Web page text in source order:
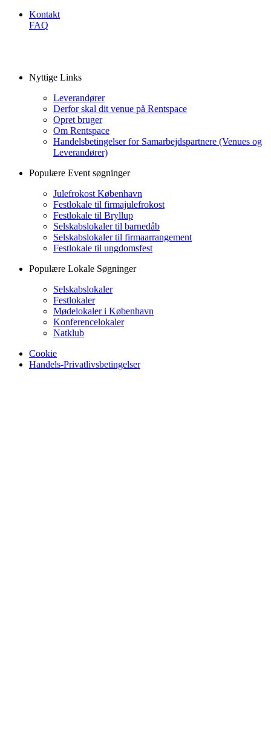
Kontakt
FAQ
Nyttige Links
Leverandører
Derfor skal dit venue på Rentspace
Opret bruger
Om Rentspace
Handelsbetingelser for Samarbejdspartnere (Venues og
Leverandører)
Populære Event søgninger
Julefrokost København
Festlokale til firmajulefrokost
Festlokale til Bryllup
Selskabslokaler til barnedåb
Selskabslokaler til firmaarrangement
Festlokale til ungdomsfest
Populære Lokale Søgninger
Selskabslokaler
Festlokaler
Mødelokaler i København
Konferencelokaler
Natklub
Cookie
Handels-Privatlivsbetingelser